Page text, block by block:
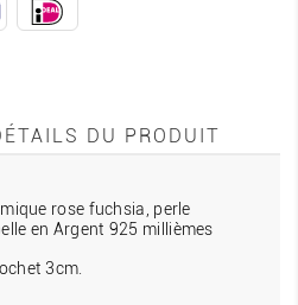
DU PRODUIT
rose fuchsia, perle
en Argent 925 millièmes
3cm.